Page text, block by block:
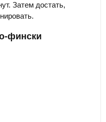
Затем достать,
фински